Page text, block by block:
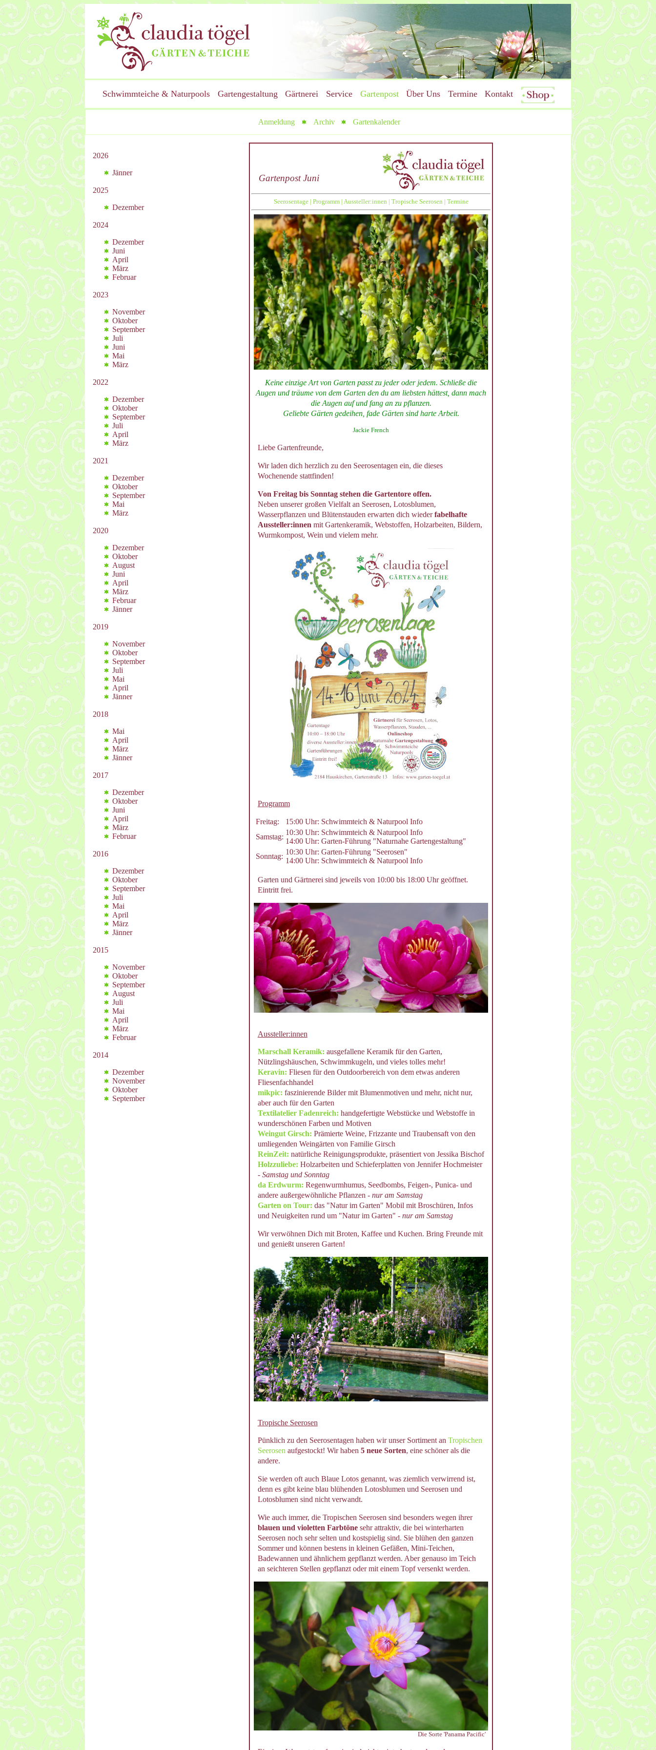
Schwimmteiche & Naturpools Gartengestaltung Gärtnerei Service Gartenpost Über Uns Termine Kontakt
Anmeldung Archiv Gartenkalender
2026
Jänner
2025
Dezember
2024
Dezember
Juni
April
März
Februar
2023
November
Oktober
September
Juli
Juni
Mai
März
2022
Dezember
Oktober
September
Juli
April
März
2021
Dezember
Oktober
September
Mai
März
2020
Dezember
Oktober
August
Juni
April
März
Februar
Jänner
2019
November
Oktober
September
Juli
Mai
April
Jänner
2018
Mai
April
März
Jänner
2017
Dezember
Oktober
Juni
April
März
Februar
2016
Dezember
Oktober
September
Juli
Mai
April
März
Jänner
2015
November
Oktober
September
August
Juli
Mai
April
März
Februar
2014
Dezember
November
Oktober
September
Gartenpost Juni
Seerosentage| Programm| Aussteller:innen | Tropische Seerosen | Termine
Keine einzige Art von Garten passt zu jeder oder jedem. Schließe die
Augen und träume von dem Garten den du am liebsten hättest, dann mach
die Augen auf und fang an zu pflanzen.
Geliebte Gärten gedeihen, fade Gärten sind harte Arbeit.
Jackie French
Liebe Gartenfreunde,
Wir laden dich herzlich zu den Seerosentagen ein, die dieses
Wochenende stattfinden!
Von Freitag bis Sonntag stehen die Gartentore offen.
Neben unserer großen Vielfalt an Seerosen, Lotosblumen,
Wasserpflanzen und Blütenstauden erwarten dich wiederfabelhafte
Aussteller:innen mit Gartenkeramik, Webstoffen, Holzarbeiten, Bildern,
Wurmkompost, Wein und vielem mehr.
Programm
Freitag:
15:00 Uhr: Schwimmteich & Naturpool Info
Samstag:
10:30 Uhr: Schwimmteich & Naturpool Info
14:00 Uhr: Garten-Führung "Naturnahe Gartengestaltung"
Sonntag:
10:30 Uhr: Garten-Führung "Seerosen"
14:00 Uhr: Schwimmteich & Naturpool Info
Garten und Gärtnerei sind jeweils von 10:00 bis 18:00 Uhr geöffnet.
Eintritt frei.
Aussteller:innen
Marschall Keramik: ausgefallene Keramik für den Garten,
Nützlingshäuschen, Schwimmkugeln, und vieles tolles mehr!
Keravin: Fliesen für den Outdoorbereich von dem etwas anderen
Fliesenfachhandel
mikpic: faszinierende Bilder mit Blumenmotiven und mehr, nicht nur,
aber auch für den Garten
Textilatelier Fadenreich: handgefertigte Webstücke und Webstoffe in
wunderschönen Farben und Motiven
Weingut Girsch: Prämierte Weine, Frizzante und Traubensaft von den
umliegenden Weingärten von Familie Girsch
ReinZeit: natürliche Reinigungsprodukte, präsentiert von Jessika Bischof
Holzzuliebe: Holzarbeiten und Schieferplatten von Jennifer Hochmeister
- Samstag und Sonntag
da Erdwurm: Regenwurmhumus, Seedbombs, Feigen-, Punica- und
andere außergewöhnliche Pflanzen - nur am Samstag
Garten on Tour: das "Natur im Garten" Mobil mit Broschüren, Infos
und Neuigkeiten rund um "Natur im Garten" - nur am Samstag
Wir verwöhnen Dich mit Broten, Kaffee und Kuchen. Bring Freunde mit
und genießt unseren Garten!
Tropische Seerosen
Pünklich zu den Seerosentagen haben wir unser Sortiment an Tropischen
Seerosenaufgestockt! Wir haben 5 neue Sorten, eine schöner als die
andere.
Sie werden oft auch Blaue Lotos genannt, was ziemlich verwirrend ist,
denn es gibt keine blau blühenden Lotosblumen und Seerosen und
Lotosblumen sind nicht verwandt.
Wie auch immer, die Tropischen Seerosen sind besonders wegen ihrer
blauen und violetten Farbtönesehr attraktiv, die bei winterharten
Seerosen noch sehr selten und kostspielig sind. Sie blühen den ganzen
Sommer und können bestens in kleinen Gefäßen, Mini-Teichen,
Badewannen und ähnlichem gepflanzt werden. Aber genauso im Teich
an seichteren Stellen gepflanzt oder mit einem Topf versenkt werden.
Die Sorte 'Panama Pacific'